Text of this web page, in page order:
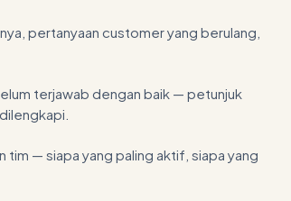
pertanyaan customer yang berulang,
terjawab dengan baik — petunjuk
tim — siapa yang paling aktif, siapa yang